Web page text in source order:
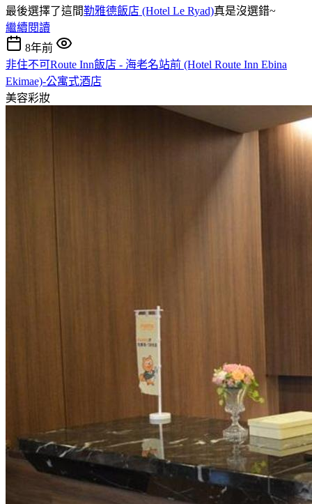
最後選擇了這間勒雅德飯店 (Hotel Le Ryad)真是沒選錯~
繼續閱讀
8年前
非住不可Route Inn飯店 - 海老名站前 (Hotel Route Inn Ebina
Ekimae)-公寓式酒店
美容彩妝